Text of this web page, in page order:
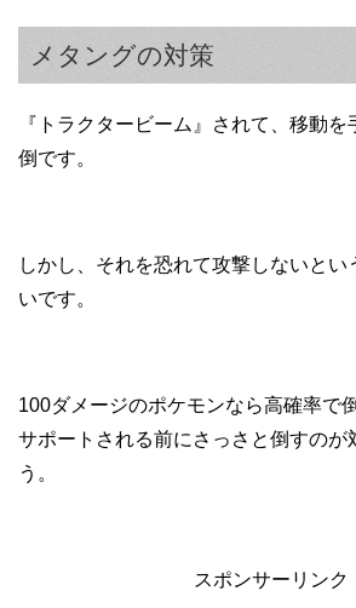
メタングの対策
『トラクタービーム』されて、移動
倒です。
しかし、それを恐れて攻撃しないとい
いです。
100ダメージのポケモンなら高確率で
サポートされる前にさっさと倒すのが
う。
スポンサーリンク